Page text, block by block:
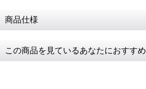
商品仕様
素材
ビーズパーツ・ビーズ) / 鹿革
この商品を見ているあなたにおすすめ